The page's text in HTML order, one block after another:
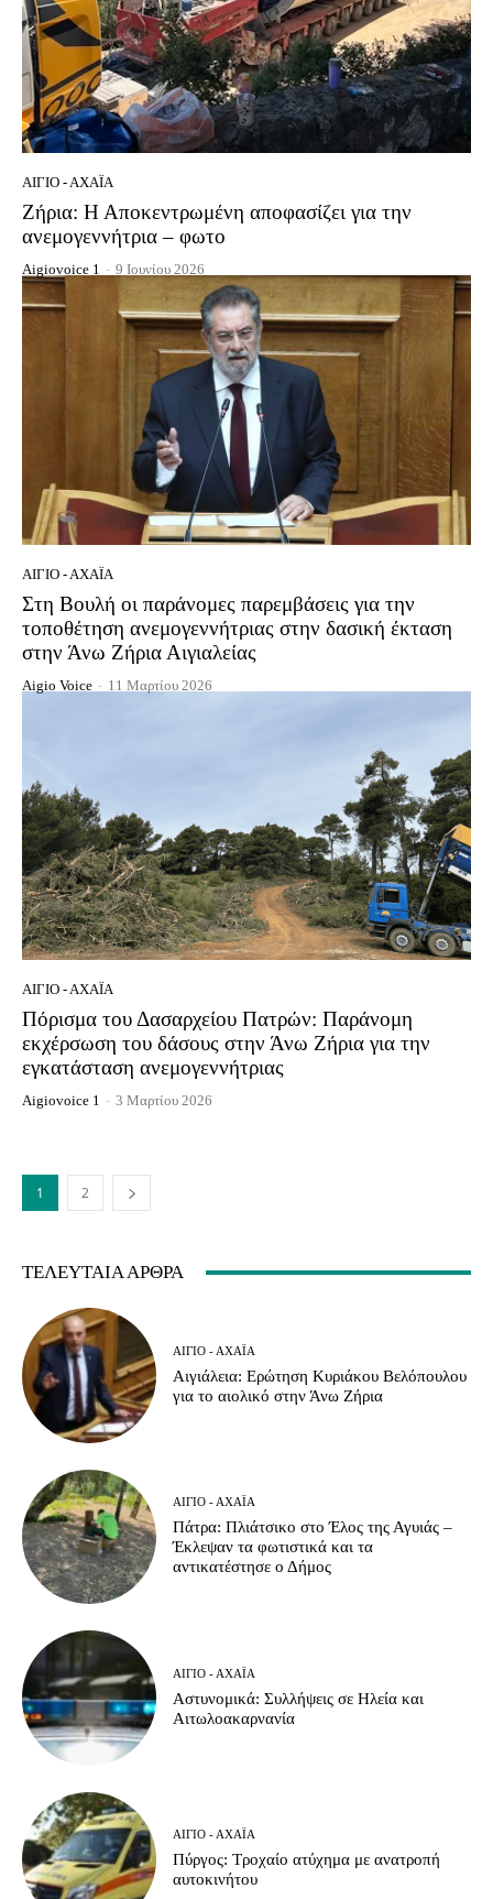
ΑΊΓΙΟ - ΑΧΑΪ́Α
Ζήρια: Η Αποκεντρωμένη αποφασίζει για την
ανεμογεννήτρια – φωτο
Aigiovoice 1 - 9 Ιουνίου 2026
ΑΊΓΙΟ - ΑΧΑΪ́Α
Στη Βουλή οι παράνομες παρεμβάσεις για την
τοποθέτηση ανεμογεννήτριας στην δασική έκταση
στην Άνω Ζήρια Αιγιαλείας
Aigio Voice - 11 Μαρτίου 2026
ΑΊΓΙΟ - ΑΧΑΪ́Α
Πόρισμα του Δασαρχείου Πατρών: Παράνομη
εκχέρσωση του δάσους στην Άνω Ζήρια για την
εγκατάσταση ανεμογεννήτριας
Aigiovoice 1 - 3 Μαρτίου 2026
1 2
ΤΕΛΕΥΤΑΊΑ ΆΡΘΡΑ
ΑΊΓΙΟ - ΑΧΑΪ́Α
Αιγιάλεια: Ερώτηση Κυριάκου Βελόπουλου
για το αιολικό στην Άνω Ζήρια
ΑΊΓΙΟ - ΑΧΑΪ́Α
Πάτρα: Πλιάτσικο στο Έλος της Αγυιάς –
Έκλεψαν τα φωτιστικά και τα
αντικατέστησε ο Δήμος
ΑΊΓΙΟ - ΑΧΑΪ́Α
Αστυνομικά: Συλλήψεις σε Ηλεία και
Αιτωλοακαρνανία
ΑΊΓΙΟ - ΑΧΑΪ́Α
Πύργος: Τροχαίο ατύχημα με ανατροπή
αυτοκινήτου